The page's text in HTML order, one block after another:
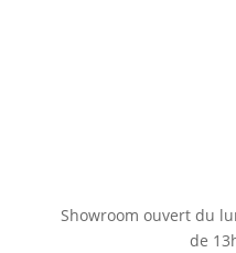
Showroom ouvert du
de